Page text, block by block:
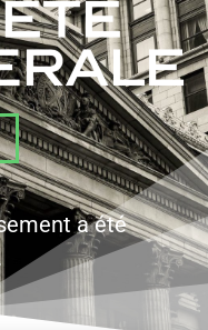
a été